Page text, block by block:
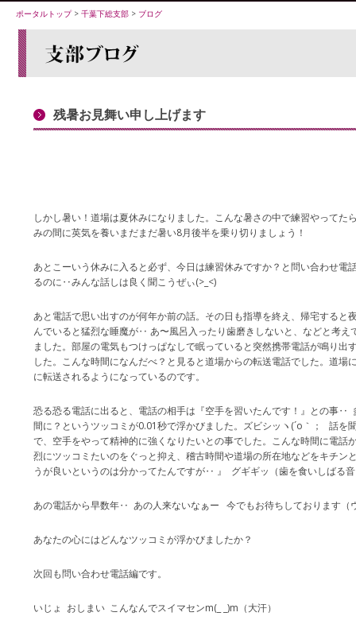
ポータルトップ> 千葉下総支部 > ブログ
残暑お見舞い申し上げます
しかし暑い！道場は夏休みになりました。こんな暑さの中で練習やってた
みの間に英気を養いまだまだ暑い8月後半を乗り切りましょう！
あとこーいう休みに入ると必ず、今日は練習休みですか？と問い合わせ電
るのに‥みんな話しは良く聞こうぜぃ(>_<)
あと電話で思い出すのが何年か前の話。その日も指導を終え、帰宅すると
んでいると猛烈な睡魔が‥ あ〜風呂入ったり歯磨きしないと、などと考え
ました。部屋の電気もつけっぱなしで眠っていると突然携帯電話が鳴り出
した。こんな時間になんだべ？と見ると道場からの転送電話でした。道場
に転送されるようになっているのです。
恐る恐る電話に出ると、電話の相手は『空手を習いたんです！』との事‥
間に？というツッコミが0.01秒で浮かびました。ズビシッヽ(´o｀； 話を
で、空手をやって精神的に強くなりたいとの事でした。こんな時間に電
烈にツッコミたいのをぐっと抑え、稽古時間や道場の所在地などをキチン
うが良いというのは分かってたんですが‥ 』 グギギッ（歯を食いしばる音
あの電話から早数年‥ あの人来ないなぁー 今でもお待ちしております（
あなたの心にはどんなツッコミが浮かびましたか？
次回も問い合わせ電話編です。
いじょ おしまい こんなんでスイマセンm(_ _)m（大汗）